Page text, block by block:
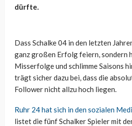
dürfte.
Dass Schalke 04 in den letzten
ganz großen Erfolg feiern, sondern
Misserfolge und schlimme Saisons
trägt sicher dazu bei, dass die
Follower nicht allzu hoch liegen.
Ruhr 24 hat sich in den sozialen
listet die fünf Schalker Spieler mit